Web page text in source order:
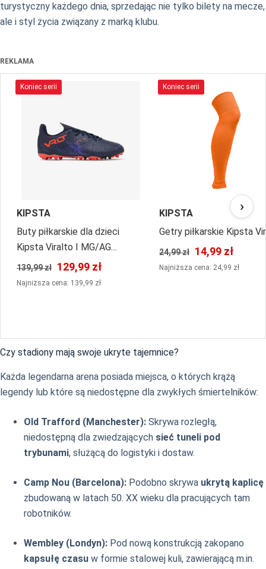
turystyczny każdego dnia, sprzedając nie tylko bilety na mecze,
ale i styl życia związany z marką klubu.
REKLAMA
Koniec serii
KIPSTA
Buty piłkarskie dla dzieci
Kipsta Viralto I MG/AG
sznurowane
139,99 zł 129,99 zł
Najniższa cena: 139,99 zł
Koniec serii
KIPSTA
Getry piłkarskie Kipsta
24,99 zł 14,99 zł
Najniższa cena: 24,99 zł
›
Czy stadiony mają swoje ukryte tajemnice?
Każda legendarna arena posiada miejsca, o których krążą
legendy lub które są niedostępne dla zwykłych śmiertelników:
Old Trafford (Manchester): Skrywa rozległą,
niedostępną dla zwiedzających sieć tuneli pod
trybunami, służącą do logistyki i dostaw.
Camp Nou (Barcelona): Podobno skrywa ukrytą kaplicę
zbudowaną w latach 50. XX wieku dla pracujących tam
robotników.
Wembley (Londyn): Pod nową konstrukcją zakopano
kapsułę czasu w formie stalowej kuli, zawierającą m.in.